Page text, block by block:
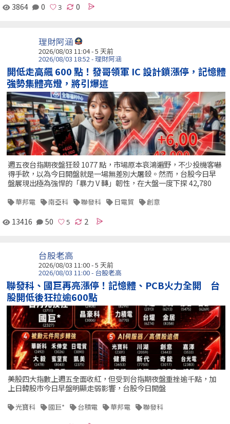
3864 0 0
理財阿涵
2026/08/03 11:04 - 5 天前
2026/08/03 18:52 - 理財阿涵
開低走高飆 600 點！發哥領軍 IC 設計鎖漲停，記憶體
強勢集體亮燈，將引爆這
週五夜台指期夜盤狂殺 1077 點，市場原本哀鴻遍野，不少投機客嚇
得手軟，以為今日開盤就是一場無差別大屠殺。然而，台股今日早
盤展現出極為強悍的「暴力 V 轉」韌性，在大盤一度下探 42,780
華邦電 南亞科 聯發科 日電貿 創意
13416 50 2
台股老高
2026/08/03 11:00 - 5 天前
2026/08/03 11:00 - 台股老高
聯發科、國巨再亮漲停！記憶體、PCB火力全開 台
股開低後狂拉逾600點
美股四大指數上週五全面收紅，但受到台指期夜盤重挫逾千點，加
上日韓股市今日早盤明顯走弱影響，台股今日開盤
光寶科 國巨* 台積電 華邦電 聯發科